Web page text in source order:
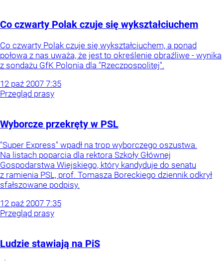
Co czwarty Polak czuje się wykształciuchem
Co czwarty Polak czuje się wykształciuchem, a ponad
połowa z nas uważa, że jest to określenie obraźliwe - wynika
z sondażu GfK Polonia dla "Rzeczpospolitej".
12 paź 2007 7:35
Przegląd prasy
Wyborcze przekręty w PSL
"Super Express" wpadł na trop wyborczego oszustwa.
Na listach poparcia dla rektora Szkoły Głównej
Gospodarstwa Wiejskiego, który kandyduje do senatu
z ramienia PSL, prof. Tomasza Boreckiego dziennik odkrył
sfałszowane podpisy.
12 paź 2007 7:35
Przegląd prasy
Ludzie stawiają na PiS